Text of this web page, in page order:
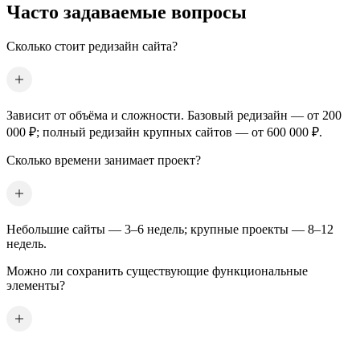
Часто задаваемые вопросы
Сколько стоит редизайн сайта?
Зависит от объёма и сложности. Базовый редизайн — от 200
000 ₽; полный редизайн крупных сайтов — от 600 000 ₽.
Сколько времени занимает проект?
Небольшие сайты — 3–6 недель; крупные проекты — 8–12
недель.
Можно ли сохранить существующие функциональные
элементы?